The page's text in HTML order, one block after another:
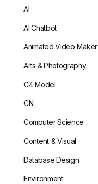
AI
AI Chatbot
Animated Video Maker
Arts & Photography
C4 Model
CN
Computer Science
Content & Visual
Database Design
Environment